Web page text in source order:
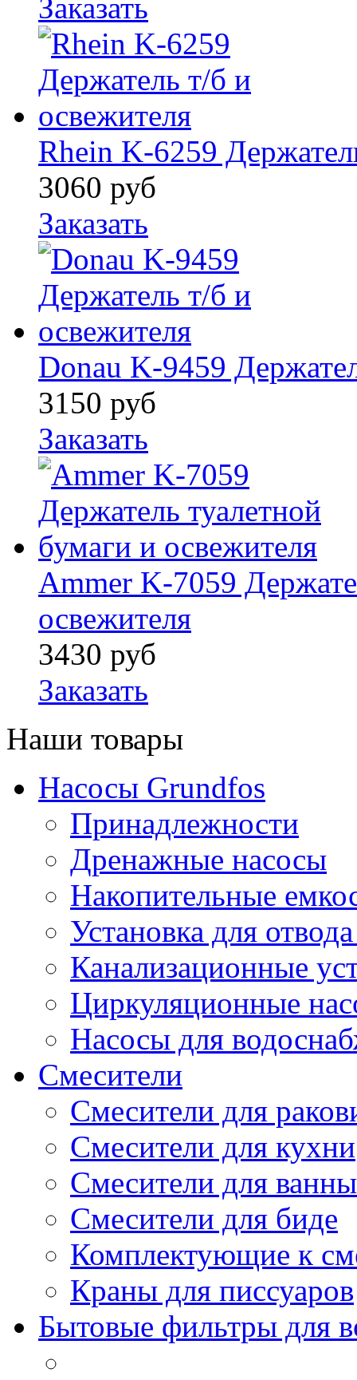
Заказать
Rhein K-6259
3060 руб
Заказать
Donau K-9459
3150 руб
Заказать
Ammer K-7059
освежителя
3430 руб
Заказать
Наши товары
Насосы Grundfos
Принадлежности
Дренажные насосы
Накопительные
Установка для
Канализационные
Циркуляционные
Насосы для
Смесители
Смесители для
Смесители для кухни
Смесители для
Смесители для биде
Комплектующие к
Краны для писсуаров
Бытовые фильтры для